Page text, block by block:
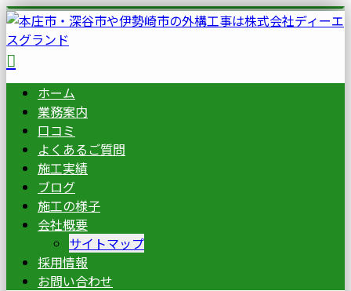
ホーム
業務案内
口コミ
よくあるご質問
施工実績
ブログ
施工の様子
会社概要
サイトマップ
採用情報
お問い合わせ